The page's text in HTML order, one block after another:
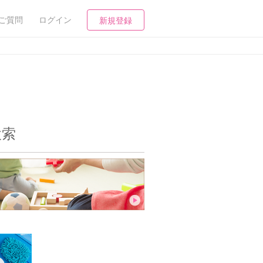
質問 ログイン 新規登録